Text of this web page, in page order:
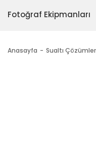
Fotoğraf Ekipmanları
Anasayfa Sualtı